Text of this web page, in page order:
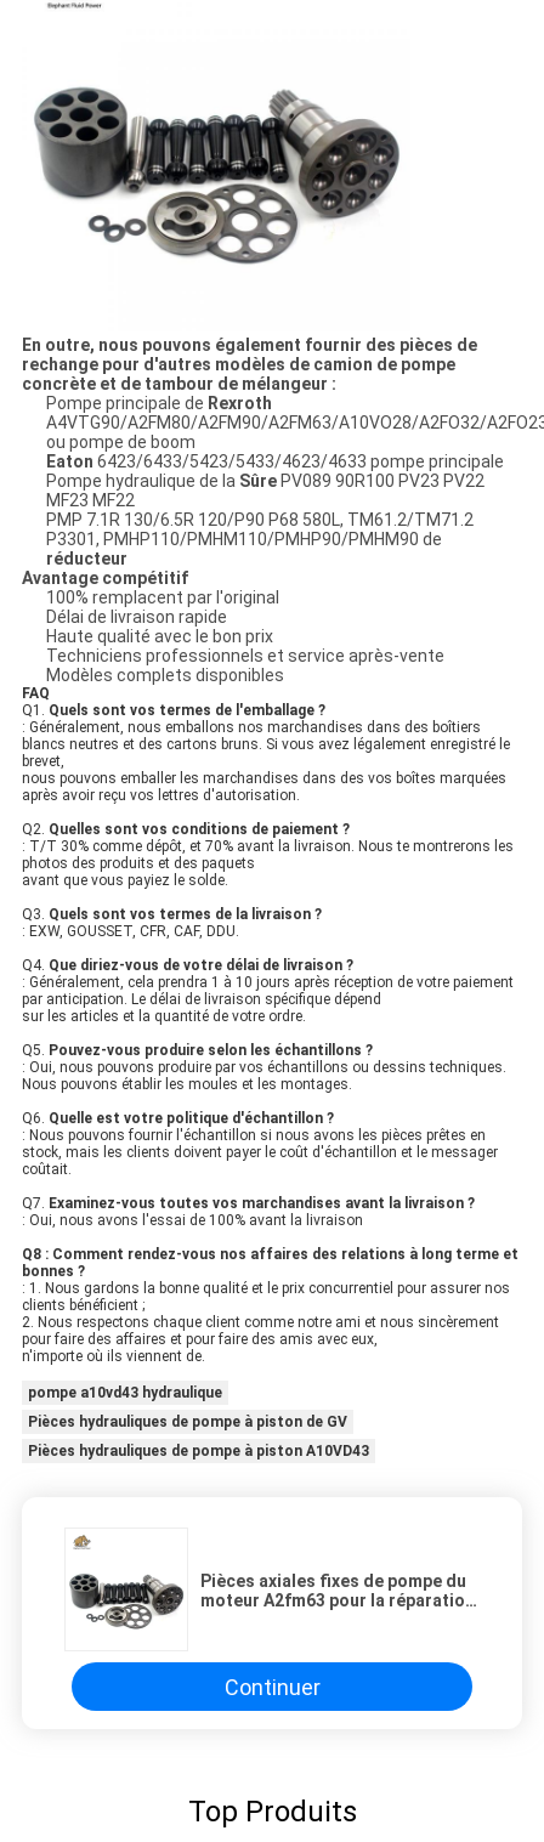
En outre, nous pouvons également fournir des pièces de
rechange pour d'autres modèles de camion de pompe
concrète et de tambour de mélangeur :
Pompe principale de Rexroth
A4VTG90/A2FM80/A2FM90/A2FM63/A10VO28/A2FO32/
ou pompe de boom
Eaton 6423/6433/5423/5433/4623/4633 pompe principale
Pompe hydraulique de la SûrePV089 90R100 PV23 PV22
MF23 MF22
PMP 7.1R 130/6.5R 120/P90 P68 580L, TM61.2/TM71.2
P3301, PMHP110/PMHM110/PMHP90/PMHM90 de
réducteur
Avantage compétitif
100% remplacent par l'original
Délai de livraison rapide
Haute qualité avec le bon prix
Techniciens professionnels et service après-vente
Modèles complets disponibles
FAQ
Q1. Quels sont vos termes de l'emballage ?
: Généralement, nous emballons nos marchandises dans des boîtiers
blancs neutres et des cartons bruns. Si vous avez légalement enregistré le
brevet,
nous pouvons emballer les marchandises dans des vos boîtes marquées
après avoir reçu vos lettres d'autorisation.
Q2. Quelles sont vos conditions de paiement ?
: T/T 30% comme dépôt, et 70% avant la livraison. Nous te montrerons les
photos des produits et des paquets
avant que vous payiez le solde.
Q3. Quels sont vos termes de la livraison ?
: EXW, GOUSSET, CFR, CAF, DDU.
Q4. Que diriez-vous de votre délai de livraison ?
: Généralement, cela prendra 1 à 10 jours après réception de votre paiement
par anticipation. Le délai de livraison spécifique dépend
sur les articles et la quantité de votre ordre.
Q5. Pouvez-vous produire selon les échantillons ?
: Oui, nous pouvons produire par vos échantillons ou dessins techniques.
Nous pouvons établir les moules et les montages.
Q6. Quelle est votre politique d'échantillon ?
: Nous pouvons fournir l'échantillon si nous avons les pièces prêtes en
stock, mais les clients doivent payer le coût d'échantillon et le messager
coûtait.
Q7. Examinez-vous toutes vos marchandises avant la livraison ?
: Oui, nous avons l'essai de 100% avant la livraison
Q8 : Comment rendez-vous nos affaires des relations à long terme et
bonnes ?
: 1. Nous gardons la bonne qualité et le prix concurrentiel pour assurer nos
clients bénéficient ;
2. Nous respectons chaque client comme notre ami et nous sincèrement
pour faire des affaires et pour faire des amis avec eux,
n'importe où ils viennent de.
pompe a10vd43 hydraulique
Pièces hydrauliques de pompe à piston de GV
Pièces hydrauliques de pompe à piston A10VD43
Pièces axiales fixes de pompe du
moteur A2fm63 pour la réparation
Continuer
Top Produits